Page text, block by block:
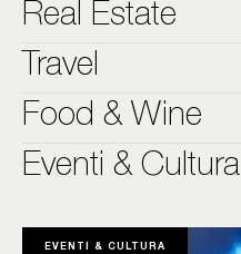
Real Estate
Travel
Food & Wine
Eventi & Cultura
EVENTI & CULTURA